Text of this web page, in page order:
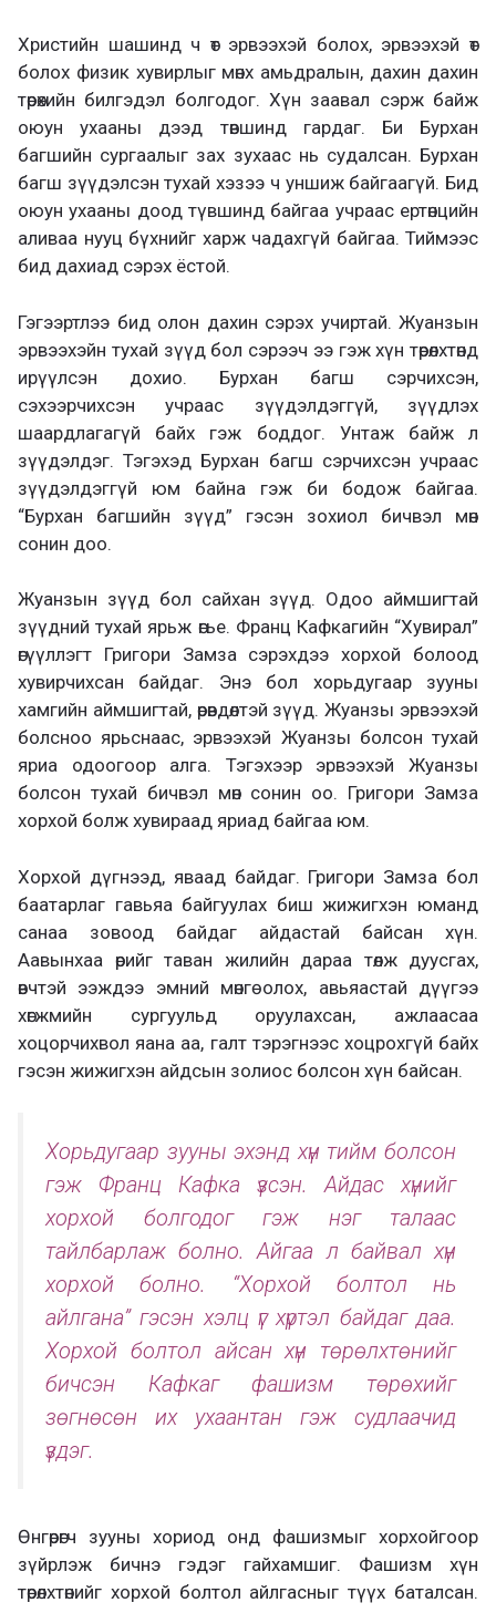
Христийн шашинд ч өт эрвээхэй болох, эрвээхэй өт
болох физик хувирлыг мөнх амьдралын, дахин дахин
төрөхийн билгэдэл болгодог. Хүн заавал сэрж байж
оюун ухааны дээд төвшинд гардаг. Би Бурхан
багшийн сургаалыг зах зухаас нь судалсан. Бурхан
багш зүүдэлсэн тухай хэзээ ч уншиж байгаагүй. Бид
оюун ухааны доод түвшинд байгаа учраас ертөнцийн
аливаа нууц бүхнийг харж чадахгүй байгаа. Тиймээс
бид дахиад сэрэх ёстой.
Гэгээртлээ бид олон дахин сэрэх учиртай. Жуанзын
эрвээхэйн тухай зүүд бол сэрээч ээ гэж хүн төрөлхтөнд
ирүүлсэн дохио. Бурхан багш сэрчихсэн,
сэхээрчихсэн учраас зүүдэлдэггүй, зүүдлэх
шаардлагагүй байх гэж боддог. Унтаж байж л
зүүдэлдэг. Тэгэхэд Бурхан багш сэрчихсэн учраас
зүүдэлдэггүй юм байна гэж би бодож байгаа.
“Бурхан багшийн зүүд” гэсэн зохиол бичвэл мөн
сонин доо.
Жуанзын зүүд бол сайхан зүүд. Одоо аймшигтай
зүүдний тухай ярьж өгье. Франц Кафкагийн “Хувирал”
өгүүллэгт Григори Замза сэрэхдээ хорхой болоод
хувирчихсан байдаг. Энэ бол хорьдугаар зууны
хамгийн аймшигтай, өрөвдөлтэй зүүд. Жуанзы эрвээхэй
болсноо ярьснаас, эрвээхэй Жуанзы болсон тухай
яриа одоогоор алга. Тэгэхээр эрвээхэй Жуанзы
болсон тухай бичвэл мөн сонин оо. Григори Замза
хорхой болж хувираад яриад байгаа юм.
Хорхой дүгнээд, яваад байдаг. Григори Замза бол
баатарлаг гавьяа байгуулах биш жижигхэн юманд
санаа зовоод байдаг айдастай байсан хүн.
Аавынхаа өрийг таван жилийн дараа төлж дуусгах,
өвчтэй ээждээ эмний мөнгө олох, авьяастай дүүгээ
хөгжмийн сургуульд оруулахсан, ажлаасаа
хоцорчихвол яана аа, галт тэрэгнээс хоцрохгүй байх
гэсэн жижигхэн айдсын золиос болсон хүн байсан.
Хорьдугаар зууны эхэнд хүн тийм болсон
гэж Франц Кафка үзсэн. Айдас хүнийг
хорхой болгодог гэж нэг талаас
тайлбарлаж болно. Айгаа л байвал хүн
хорхой болно. “Хорхой болтол нь
айлгана” гэсэн хэлц үг хүртэл байдаг даа.
Хорхой болтол айсан хүн төрөлхтөнийг
бичсэн Кафкаг фашизм төрөхийг
зөгнөсөн их ухаантан гэж судлаачид
үздэг.
Өнгөрөгч зууны хориод онд фашизмыг хорхойгоор
зүйрлэж бичнэ гэдэг гайхамшиг. Фашизм хүн
төрөлхтөнийг хорхой болтол айлгасныг түүх баталсан.